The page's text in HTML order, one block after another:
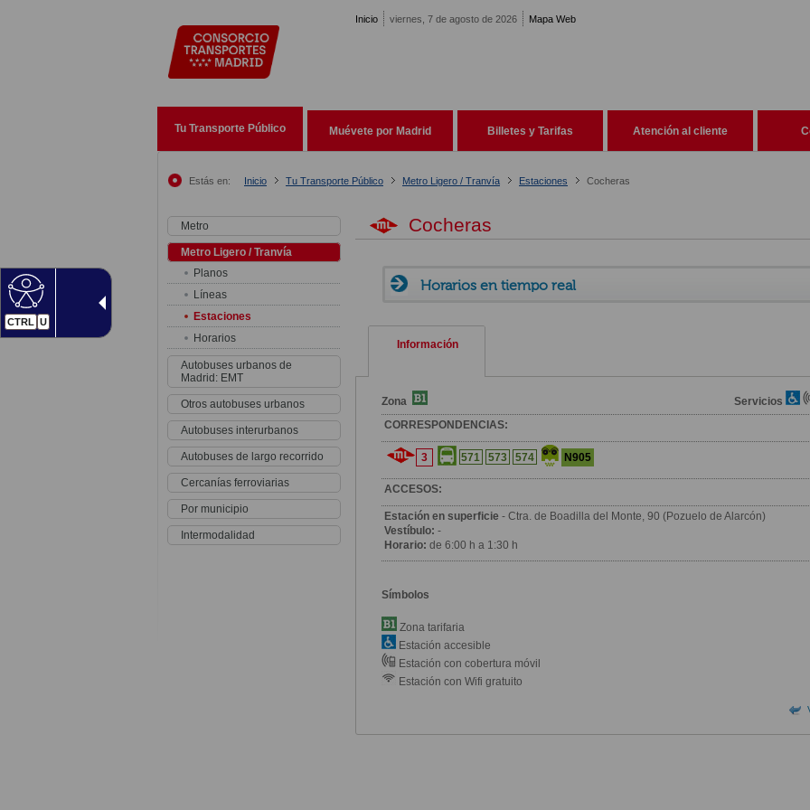
CTRL U
Inicio viernes, 7 de agosto de 2026 Mapa Web
Tu Transporte Público Muévete por Madrid Billetes y Tarifas Atención al cliente
Estás en: Inicio Tu Transporte Público Metro Ligero / Tranvía Estaciones Cocheras
Metro
Metro Ligero / Tranvía
Planos
Líneas
Estaciones
Horarios
Autobuses urbanos de
Madrid: EMT
Otros autobuses urbanos
Autobuses interurbanos
Autobuses de largo recorrido
Cercanías ferroviarias
Por municipio
Intermodalidad
Cocheras
Horarios en tiempo real
Información
Zona
Servicios
CORRESPONDENCIAS:
3 571 573 574 N905
ACCESOS:
Estación en superficie - Ctra. de Boadilla del Monte, 90 (Pozuelo de Alarcón)
Vestíbulo: -
Horario: de 6:00 h a 1:30 h
Símbolos
Zona tarifaria
Estación accesible
Estación con cobertura móvil
Estación con Wifi gratuito